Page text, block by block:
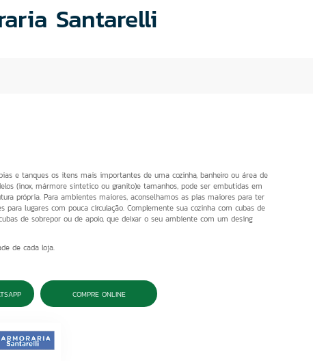
Santarelli
e tanques os itens mais importantes de uma cozinha, banheiro ou área de
(inox, mármore sintetico ou granito)e tamanhos, pode ser embutidas em
própria. Para ambientes maiores, aconselhamos as pias maiores para ter
para lugares com pouca circulação. Complemente sua cozinha com cubas de
de sobrepor ou de apoio, que deixar o seu ambiente com um desing
de cada loja.
COMPRE ONLINE